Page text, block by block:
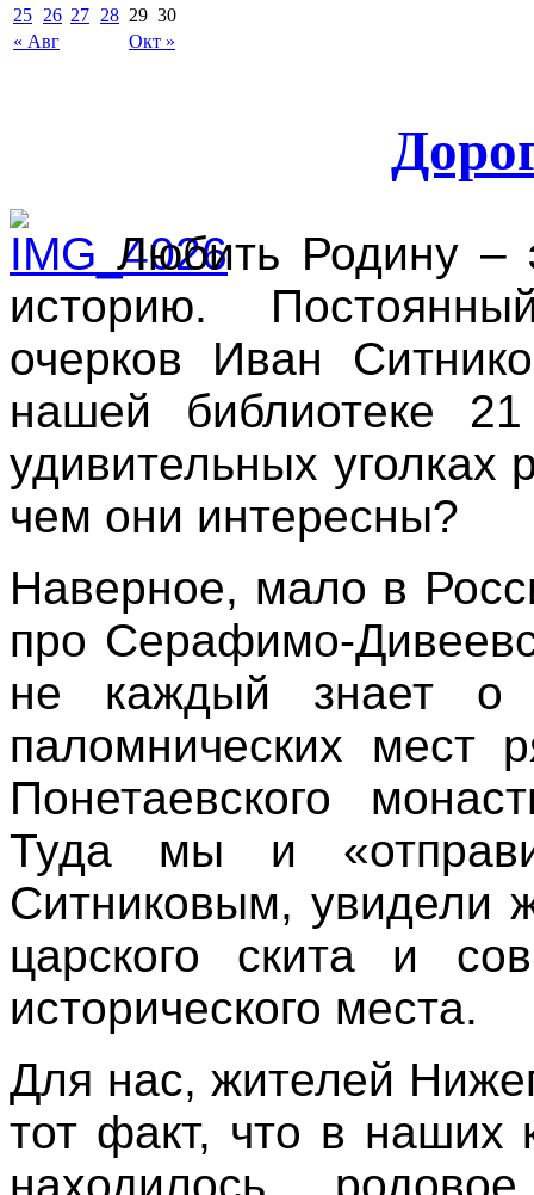
« Авг Окт »
25 26 27 28 29 30
Любить Родину –
историю.
очерков Иван
нашей библиотеке
удивительных уголках
чем они интересны?
Наверное, мало в
про Серафимо-
не каждый знает о
паломнических
Понетаевского
Туда мы и
Ситниковым, увидели
царского скита и
исторического места.
Для нас, жителей
тот факт, что в наших
находилось